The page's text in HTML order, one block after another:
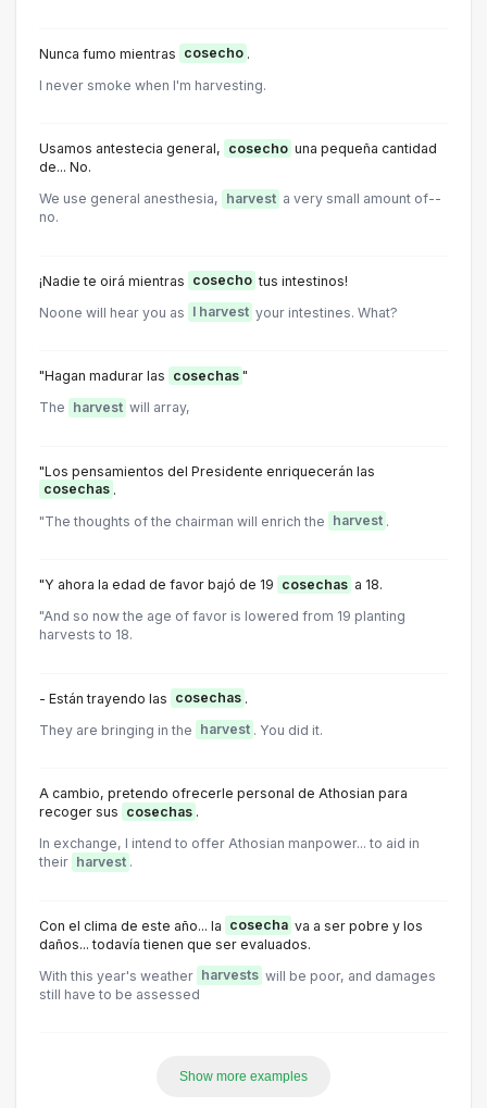
Nunca fumo mientras cosecho .
I never smoke when I'm harvesting.
Usamos antestecia general, cosecho una pequeña cantidad
de... No.
We use general anesthesia, harvest a very small amount of--
no.
¡Nadie te oirá mientras cosecho tus intestinos!
Noone will hear you as
I harvest your intestines. What?
"Hagan madurar las cosechas "
The harvest will array,
"Los pensamientos del Presidente enriquecerán las
cosechas .
"The thoughts of the chairman will enrich the
harvest .
"Y ahora la edad de favor bajó de 19 cosechas a 18.
"And so now the age of favor is lowered from 19 planting
harvests to 18.
- Están trayendo las cosechas .
They are bringing in the
harvest . You did it.
A cambio, pretendo ofrecerle personal de Athosian para
recoger sus cosechas .
In exchange, I intend to offer Athosian manpower... to aid in
their harvest .
Con el clima de este año... la cosecha va a ser pobre y los
daños... todavía tienen que ser evaluados.
With this year's weather harvests will be poor, and damages
still have to be assessed
Show more examples